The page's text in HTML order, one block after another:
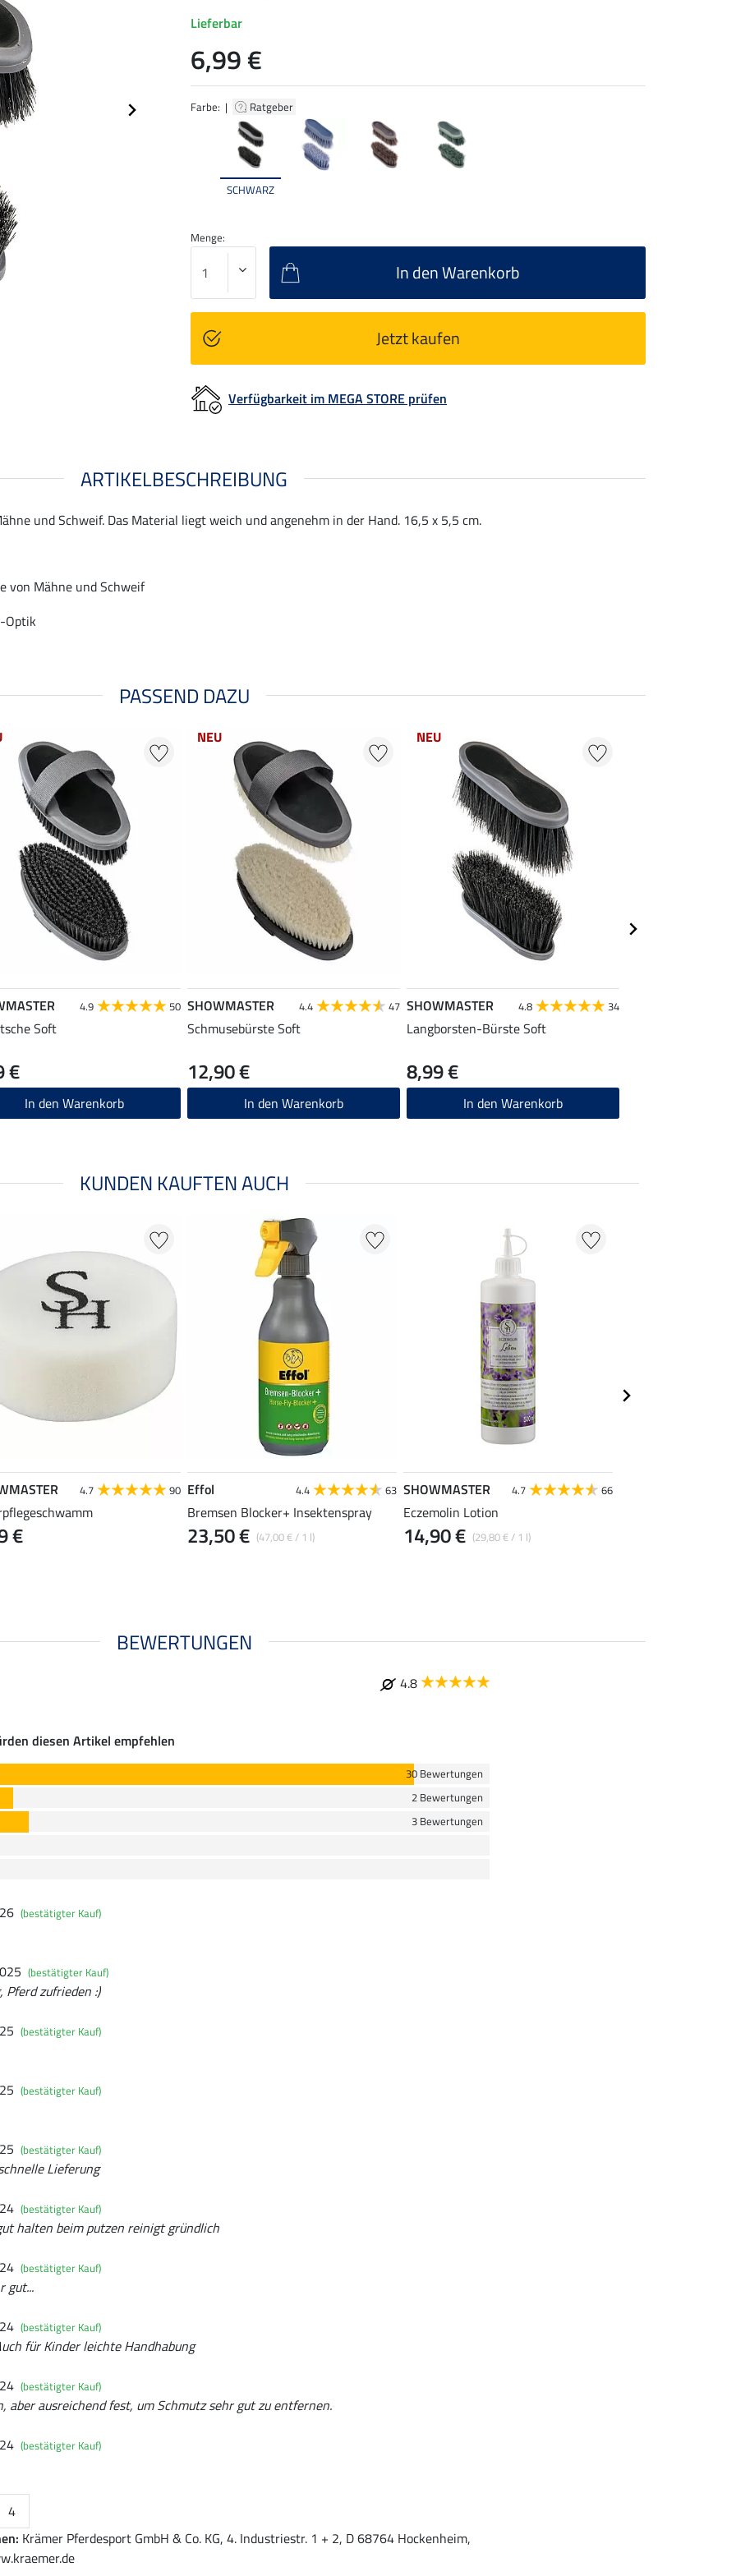
Farbe: | Ratgeber
SCHWARZ
Lieferbar
6,99 €
Menge:
In den Warenkorb
Jetzt kaufen
Verfügbarkeit im MEGA STORE prüfen
ARTIKELBESCHREIBUNG
und Schweif. Das Material liegt weich und angenehm in der Hand. 16,5 x 5,5 cm.
von Mähne und Schweif
Optik
PASSEND DAZU
4.9 50
Soft
€
In den Warenkorb
NEU
SHOWMASTER 4.4 47
Schmusebürste Soft
12,90 €
In den Warenkorb
NEU
SHOWMASTER 4.8 34
Langborsten-Bürste Soft
8,99 €
In den Warenkorb
KUNDEN KAUFTEN AUCH
4.7 90
€
Effol 4.4 63
Bremsen Blocker+ Insektenspray
(47,00 € / 1 l)
23,50 €
SHOWMASTER 4.7 66
Eczemolin Lotion
(29,80 € / 1 l)
14,90 €
BEWERTUNGEN
4.8
diesen Artikel empfehlen
30 Bewertungen
2 Bewertungen
3 Bewertungen
(bestätigter Kauf)
(bestätigter Kauf)
zufrieden :)
(bestätigter Kauf)
(bestätigter Kauf)
(bestätigter Kauf)
Lieferung
(bestätigter Kauf)
halten beim putzen reinigt gründlich
(bestätigter Kauf)
gut...
(bestätigter Kauf)
für Kinder leichte Handhabung
(bestätigter Kauf)
aber ausreichend fest, um Schmutz sehr gut zu entfernen.
(bestätigter Kauf)
4
Krämer Pferdesport GmbH & Co. KG, 4. Industriestr. 1 + 2, D 68764 Hockenheim,